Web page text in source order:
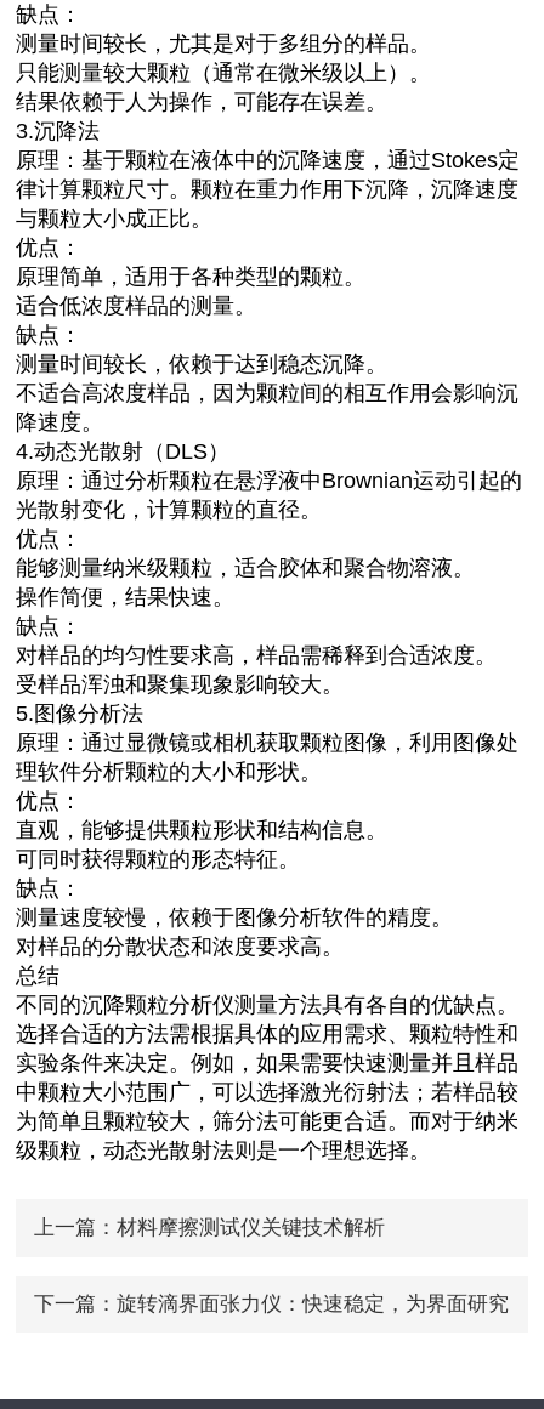
缺点：
测量时间较长，尤其是对于多组分的样品。
只能测量较大颗粒（通常在微米级以上）。
结果依赖于人为操作，可能存在误差。
3.沉降法
原理：基于颗粒在液体中的沉降速度，通过Stokes定
律计算颗粒尺寸。颗粒在重力作用下沉降，沉降速度
与颗粒大小成正比。
优点：
原理简单，适用于各种类型的颗粒。
适合低浓度样品的测量。
缺点：
测量时间较长，依赖于达到稳态沉降。
不适合高浓度样品，因为颗粒间的相互作用会影响沉
降速度。
4.动态光散射（DLS）
原理：通过分析颗粒在悬浮液中Brownian运动引起的
光散射变化，计算颗粒的直径。
优点：
能够测量纳米级颗粒，适合胶体和聚合物溶液。
操作简便，结果快速。
缺点：
对样品的均匀性要求高，样品需稀释到合适浓度。
受样品浑浊和聚集现象影响较大。
5.图像分析法
原理：通过显微镜或相机获取颗粒图像，利用图像处
理软件分析颗粒的大小和形状。
优点：
直观，能够提供颗粒形状和结构信息。
可同时获得颗粒的形态特征。
缺点：
测量速度较慢，依赖于图像分析软件的精度。
对样品的分散状态和浓度要求高。
总结
不同的沉降颗粒分析仪测量方法具有各自的优缺点。
选择合适的方法需根据具体的应用需求、颗粒特性和
实验条件来决定。例如，如果需要快速测量并且样品
中颗粒大小范围广，可以选择激光衍射法；若样品较
为简单且颗粒较大，筛分法可能更合适。而对于纳米
级颗粒，动态光散射法则是一个理想选择。
上一篇： 材料摩擦测试仪关键技术解析
下一篇： 旋转滴界面张力仪：快速稳定，为界面研究